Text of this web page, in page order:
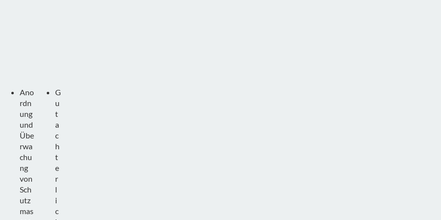
Ano
rdn
ung
und
Übe
rwa
chu
ng
von
Sch
utz
mas
G
u
t
a
c
h
t
e
r
l
i
c